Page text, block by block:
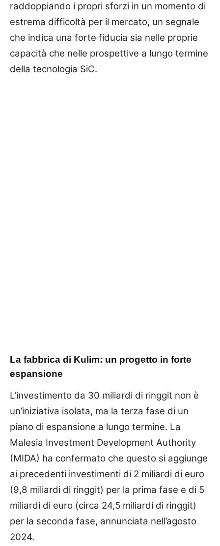
raddoppiando i propri sforzi in un momento di
estrema difficoltà per il mercato, un segnale
che indica una forte fiducia sia nelle proprie
capacità che nelle prospettive a lungo termine
della tecnologia SiC.
La fabbrica di Kulim: un progetto in forte
espansione
L’investimento da 30 miliardi di ringgit non è
un’iniziativa isolata, ma la terza fase di un
piano di espansione a lungo termine. La
Malesia Investment Development Authority
(MIDA) ha confermato che questo si aggiunge
ai precedenti investimenti di 2 miliardi di euro
(9,8 miliardi di ringgit) per la prima fase e di 5
miliardi di euro (circa 24,5 miliardi di ringgit)
per la seconda fase, annunciata nell’agosto
2024.